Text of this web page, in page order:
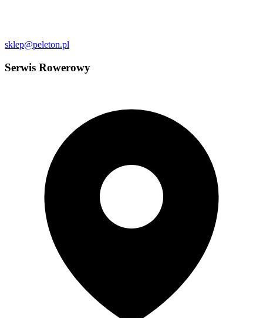
sklep@peleton.pl
Serwis Rowerowy